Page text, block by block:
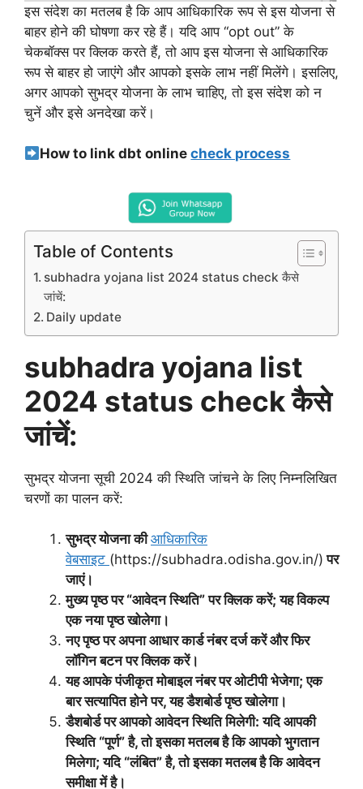
इस संदेश का मतलब है कि आप आधिकारिक रूप से इस योजना से
बाहर होने की घोषणा कर रहे हैं। यदि आप “opt out” के
चेकबॉक्स पर क्लिक करते हैं, तो आप इस योजना से आधिकारिक
रूप से बाहर हो जाएंगे और आपको इसके लाभ नहीं मिलेंगे। इसलिए,
अगर आपको सुभद्र योजना के लाभ चाहिए, तो इस संदेश को न
चुनें और इसे अनदेखा करें।
How to link dbt onlinecheck process
Table of Contents
subhadra yojana list 2024 status check कैसे
जांचें:
Daily update
subhadra yojana list
2024 status check कैसे
जांचें:
सुभद्र योजना सूची 2024 की स्थिति जांचने के लिए निम्नलिखित
चरणों का पालन करें:
सुभद्र योजना कीआधिकारिक
वेबसाइट (https://subhadra.odisha.gov.in/) पर
जाएं।
मुख्य पृष्ठ पर “आवेदन स्थिति” पर क्लिक करें; यह विकल्प
एक नया पृष्ठ खोलेगा।
नए पृष्ठ पर अपना आधार कार्ड नंबर दर्ज करें और फिर
लॉगिन बटन पर क्लिक करें।
यह आपके पंजीकृत मोबाइल नंबर पर ओटीपी भेजेगा; एक
बार सत्यापित होने पर, यह डैशबोर्ड पृष्ठ खोलेगा।
डैशबोर्ड पर आपको आवेदन स्थिति मिलेगी: यदि आपकी
स्थिति “पूर्ण” है, तो इसका मतलब है कि आपको भुगतान
मिलेगा; यदि “लंबित” है, तो इसका मतलब है कि आवेदन
समीक्षा में है।